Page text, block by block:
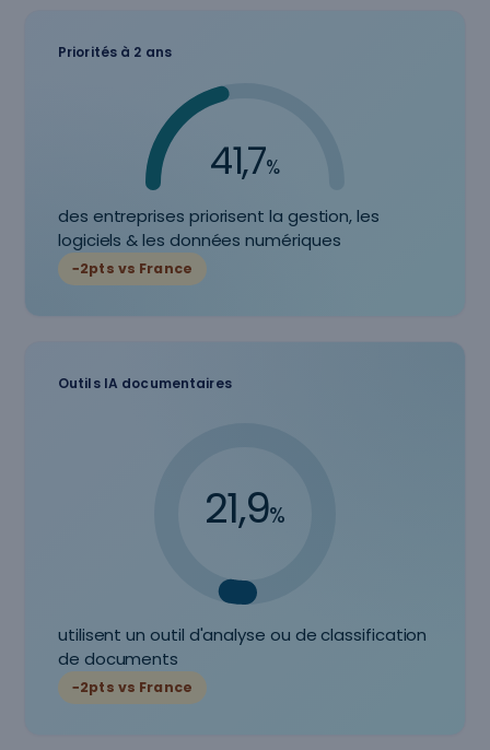
Priorités à 2 ans
41,7%
des entreprises priorisent la gestion, les
logiciels & les données numériques
−2pts vs France
Outils IA documentaires
21,9%
utilisent un outil d'analyse ou de classification
de documents
−2pts vs France